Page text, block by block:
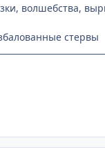
волшебства,
стервы